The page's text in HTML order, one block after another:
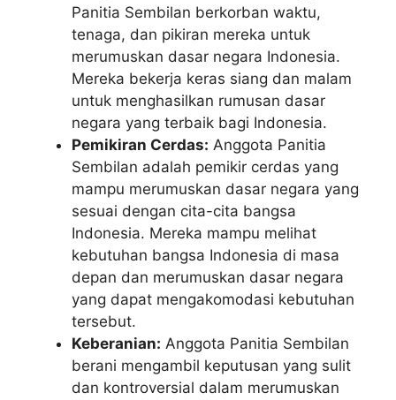
Panitia Sembilan berkorban waktu,
tenaga, dan pikiran mereka untuk
merumuskan dasar negara Indonesia.
Mereka bekerja keras siang dan malam
untuk menghasilkan rumusan dasar
negara yang terbaik bagi Indonesia.
Pemikiran Cerdas: Anggota Panitia
Sembilan adalah pemikir cerdas yang
mampu merumuskan dasar negara yang
sesuai dengan cita-cita bangsa
Indonesia. Mereka mampu melihat
kebutuhan bangsa Indonesia di masa
depan dan merumuskan dasar negara
yang dapat mengakomodasi kebutuhan
tersebut.
Keberanian: Anggota Panitia Sembilan
berani mengambil keputusan yang sulit
dan kontroversial dalam merumuskan